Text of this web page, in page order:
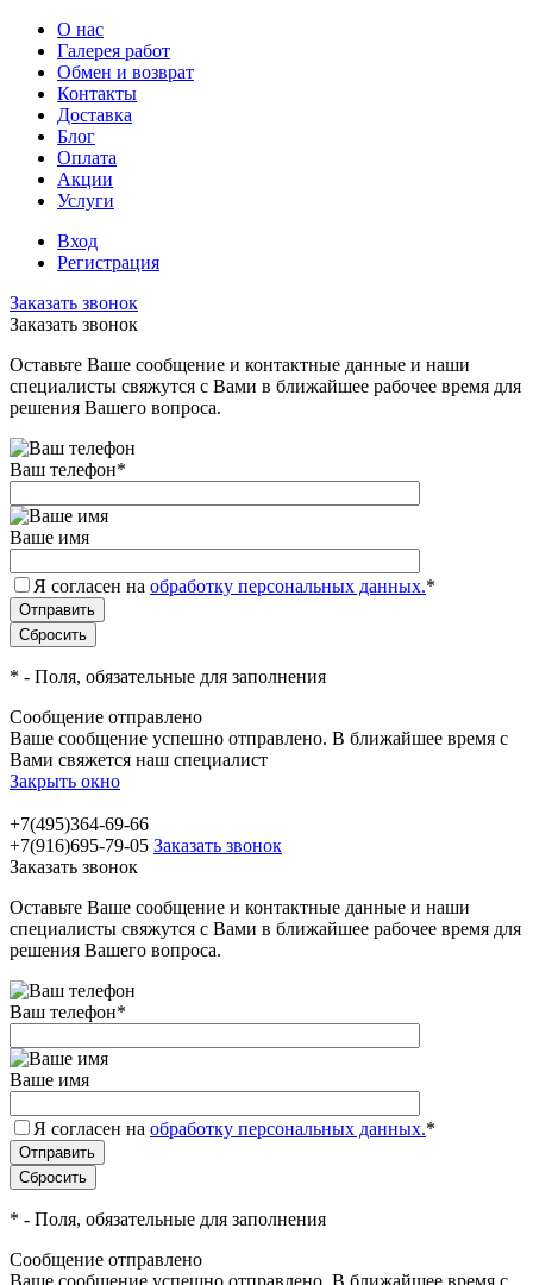
О нас
Галерея работ
Обмен и возврат
Контакты
Доставка
Блог
Оплата
Акции
Услуги
Вход
Регистрация
Заказать звонок
Заказать звонок
Оставьте Ваше сообщение и контактные данные и наши
специалисты свяжутся с Вами в ближайшее рабочее время для
решения Вашего вопроса.
Ваш телефон*
Ваше имя
Я согласен на обработку персональных данных.*
* - Поля, обязательные для заполнения
Сообщение отправлено
Ваше сообщение успешно отправлено. В ближайшее время с
Вами свяжется наш специалист
Закрыть окно
+7(495)364-69-66
+7(916)695-79-05 Заказать звонок
Заказать звонок
Оставьте Ваше сообщение и контактные данные и наши
специалисты свяжутся с Вами в ближайшее рабочее время для
решения Вашего вопроса.
Ваш телефон*
Ваше имя
Я согласен на обработку персональных данных.*
* - Поля, обязательные для заполнения
Сообщение отправлено
Ваше сообщение успешно отправлено. В ближайшее время с